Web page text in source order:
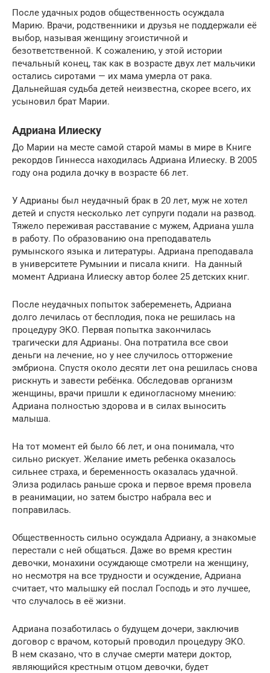
После удачных родов общественность осуждала
Марию. Врачи, родственники и друзья не поддержали её
выбор, называя женщину эгоистичной и
безответственной. К сожалению, у этой истории
печальный конец, так как в возрасте двух лет мальчики
остались сиротами — их мама умерла от рака.
Дальнейшая судьба детей неизвестна, скорее всего, их
усыновил брат Марии.
Адриана Илиеску
До Марии на месте самой старой мамы в мире в Книге
рекордов Гиннесса находилась Адриана Илиеску. В 2005
году она родила дочку в возрасте 66 лет.
У Адрианы был неудачный брак в 20 лет, муж не хотел
детей и спустя несколько лет супруги подали на развод.
Тяжело переживая расставание с мужем, Адриана ушла
в работу. По образованию она преподаватель
румынского языка и литературы. Адриана преподавала
в университете Румынии и писала книги. На данный
момент Адриана Илиеску автор более 25 детских книг.
После неудачных попыток забеременеть, Адриана
долго лечилась от бесплодия, пока не решилась на
процедуру ЭКО. Первая попытка закончилась
трагически для Адрианы. Она потратила все свои
деньги на лечение, но у нее случилось отторжение
эмбриона. Спустя около десяти лет она решилась снова
рискнуть и завести ребёнка. Обследовав организм
женщины, врачи пришли к единогласному мнению:
Адриана полностью здорова и в силах выносить
малыша.
На тот момент ей было 66 лет, и она понимала, что
сильно рискует. Желание иметь ребенка оказалось
сильнее страха, и беременность оказалась удачной.
Элиза родилась раньше срока и первое время провела
в реанимации, но затем быстро набрала вес и
поправилась.
Общественность сильно осуждала Адриану, а знакомые
перестали с ней общаться. Даже во время крестин
девочки, монахини осуждающе смотрели на женщину,
но несмотря на все трудности и осуждение, Адриана
считает, что малышку ей послал Господь и это лучшее,
что случалось в её жизни.
Адриана позаботилась о будущем дочери, заключив
договор с врачом, который проводил процедуру ЭКО.
В нем сказано, что в случае смерти матери доктор,
являющийся крестным отцом девочки, будет